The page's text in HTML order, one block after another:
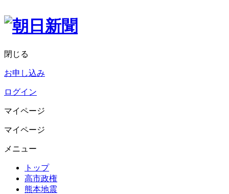
閉じる
お申し込み
ログイン
マイページ
マイページ
メニュー
トップ
高市政権
熊本地震